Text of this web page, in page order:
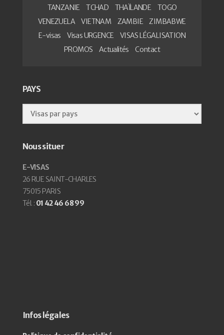
TANZANIE
TCHAD THAÏLANDE
TOGO
VENEZUELA
VIETNAM ZAMBIE
ZIMBABWE
E-visas
Visas URGENCE
VISAS LÉGALISATION
PROMOS
Actualités Contact
PAYS
Nous situer
E-VISAS
26 RUE SAINT-CHARLES
75015 PARIS
Tél. : 01 42 46 68 99
Infos légales